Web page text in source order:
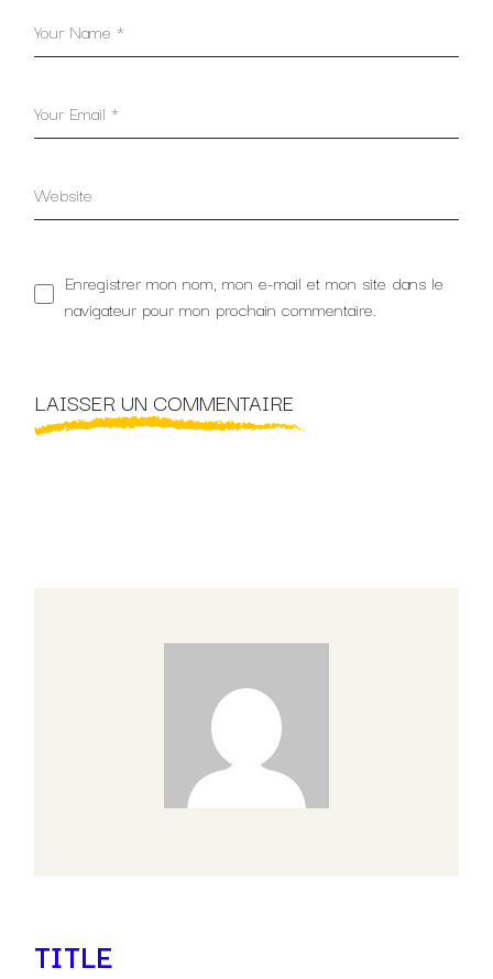
Enregistrer mon nom, mon e-mail et mon site dans le
navigateur pour mon prochain commentaire.
LAISSER UN COMMENTAIRE
TITLE